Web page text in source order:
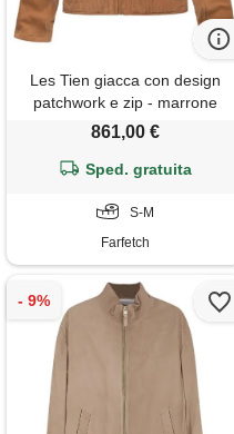
Les Tien giacca con design
patchwork e zip - marrone
861,00 €
Sped. gratuita
S-M
Farfetch